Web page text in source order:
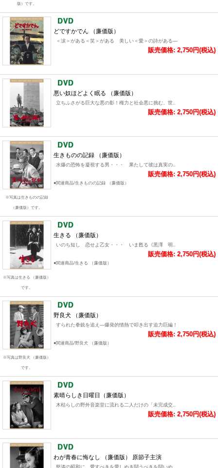
版）です。
どですかでん （廉価版）
＜涙＞がある＜笑＞がある 美しい＜愛＞の詩がある―
販売価格: 2,750円(税込)
悪い奴ほどよく眠る （廉価版）
立ちふさがる巨大な悪の影！権力と社会悪に挑む、世..
販売価格: 2,750円(税込)
※写真は生きものの記録
（廉価版）です。
生きものの記録 （廉価版）
水爆の恐怖を凝視する男・・・ 果たして彼は真実の..
販売価格: 2,750円(税込)
●関連商品/生きものの記録 （廉価版）
※写真は生きる （廉価版）
です。
生きる （廉価版）
いのち短し 恋せよ乙女・・・ いま甦る《黒澤 明..
販売価格: 2,750円(税込)
●関連商品/生きる （廉価版）
※写真は野良犬 （廉価版）
です。
野良犬 （廉価版）
すられた拳銃を追え―爆発的情熱で叩き出す迫力巨編！
販売価格: 2,750円(税込)
●関連商品/野良犬 （廉価版）
素晴らしき日曜日（廉価版）
木枯らしの野外音楽堂に流れる二人だけの「未完成交..
販売価格: 2,750円(税込)
わが青春に悔なし （廉価版） 原節子主演
怒涛の昭和に、愛すべきを愛しぬき闘うべきを闘いぬ..